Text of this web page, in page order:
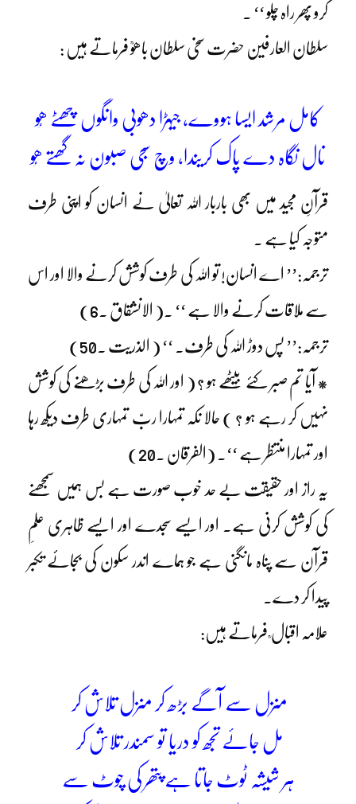
کرو پھر راہ چلو ‘‘ ۔
سلطان العارفین حضرت سخی سلطان باھوؒ فرماتے ہیں :
کامل مرشد ایسا ہووے، جیہڑا دھوبی وانگوں چھٹے ھُو
نال نگاہ دے پاک کریندا، وچ سجی صبون نہ گھتے ھُو
قرآنِ مجید میں بھی باربار اللہ تعالیٰ نے انسان کو اپنی طرف
متوجہ کیا ہے ۔
ترجمہ:’’ اے انسان! تو اللہ کی طرف کوشش کرنے والا اور اس
سے ملاقات کرنے والا ہے ‘‘ ۔( الانشقاق ۔6)
ترجمہ:’’ پس دوڑ اللہ کی طرف۔ ‘‘ ( الذریت ۔50)
* آیا تم صبر کئے بیٹھے ہو ؟ ( اور اللہ کی طرف بڑھنے کی کوشش
نہیں کر رہے ہو ؟ ) حالا نکہ تمہارا ربّ تمہاری طرف دیکھ رہا
اور تمہارا منتظر ہے ‘‘۔ (الفرقان ۔20)
یہ راز اور حقیقت بے حد خوب صورت ہے بس ہمیں سمجھنے
کی کوشش کرنی ہے۔ اور ایسے سجدے اور ایسے ظاہری علمِ
قرآن سے پناہ مانگنی ہے جو ہماے اندر سکون کی بجائے تکبر
پیدا کر دے۔
علامہ اقبال ؒ فرماتے ہیں:
منزل سے آگے بڑھ کر منزل تلاش کر
مل جائے تجھ کو دریا تو سمندر تلاش کر
ہر شیشہ ٹوٹ جاتا ہے پتھر کی چوٹ سے